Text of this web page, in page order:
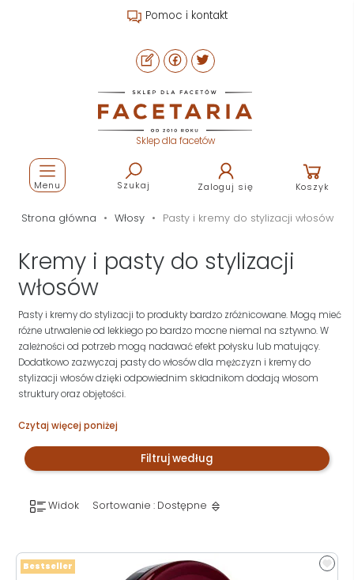
Pomoc i kontakt
Sklep dla facetów
Szukaj Zaloguj się Koszyk
Menu
Strona główna Włosy Pasty i kremy do stylizacji włosów
Kremy i pasty do stylizacji
włosów
Pasty i kremy do stylizacji to produkty bardzo zróżnicowane. Mogą mieć
różne utrwalenie od lekkiego po bardzo mocne niemal na sztywno. W
zależności od potrzeb mogą nadawać efekt połysku lub matujący.
Dodatkowo zazwyczaj pasty do włosów dla mężczyzn i kremy do
stylizacji włosów dzięki odpowiednim składnikom dodają włosom
struktury oraz objętości.
Czytaj więcej poniżej
Filtruj według
Widok Sortowanie : Dostępne
Bestseller